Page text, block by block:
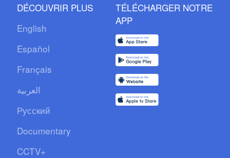
DÉCOUVRIR PLUS
English
Español
Français
العربية
Русский
Documentary
CCTV+
TÉLÉCHARGER NOTRE
APP